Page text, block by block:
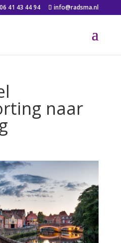
06 41 43 44 94 info@radsma.nl
naar